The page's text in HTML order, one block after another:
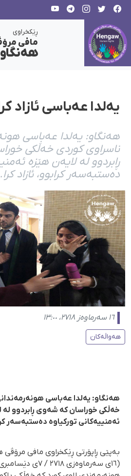
ڕێکخراوی
مافی
هەنگاو
یەلدا عەباسی ئازاد
هەنگاو: یەلدا عەباسی
ناسراوی کوردی خەڵکی
ڕابردوو لە لایەن هێزە
دەستبەسەر کرابوو، ئازاد کرا.
١٦ سەرماوەز ٢٧١٨، ١٣:٠٠
هەواڵەکان
هەنگاو: یەلدا عەباسی
خەڵکی خوراسان کە شەوی ڕابردوو لە
ئەمنییەکانی تورکیاوە دەستبەسەر
بەپێی ڕاپۆرتی ڕێکخراوی مافی